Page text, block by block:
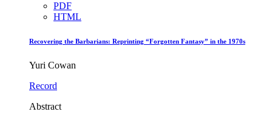
PDF
HTML
Recovering the Barbarians: Reprinting “Forgotten Fantasy” in the 1970s
Yuri Cowan
Record
Abstract